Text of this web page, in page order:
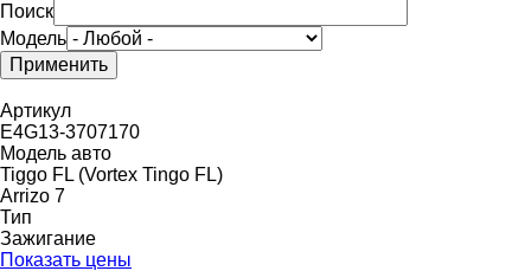
Поиск
Модель
Артикул
E4G13-3707170
Модель авто
Tiggo FL (Vortex Tingo FL)
Arrizo 7
Тип
Зажигание
Показать цены